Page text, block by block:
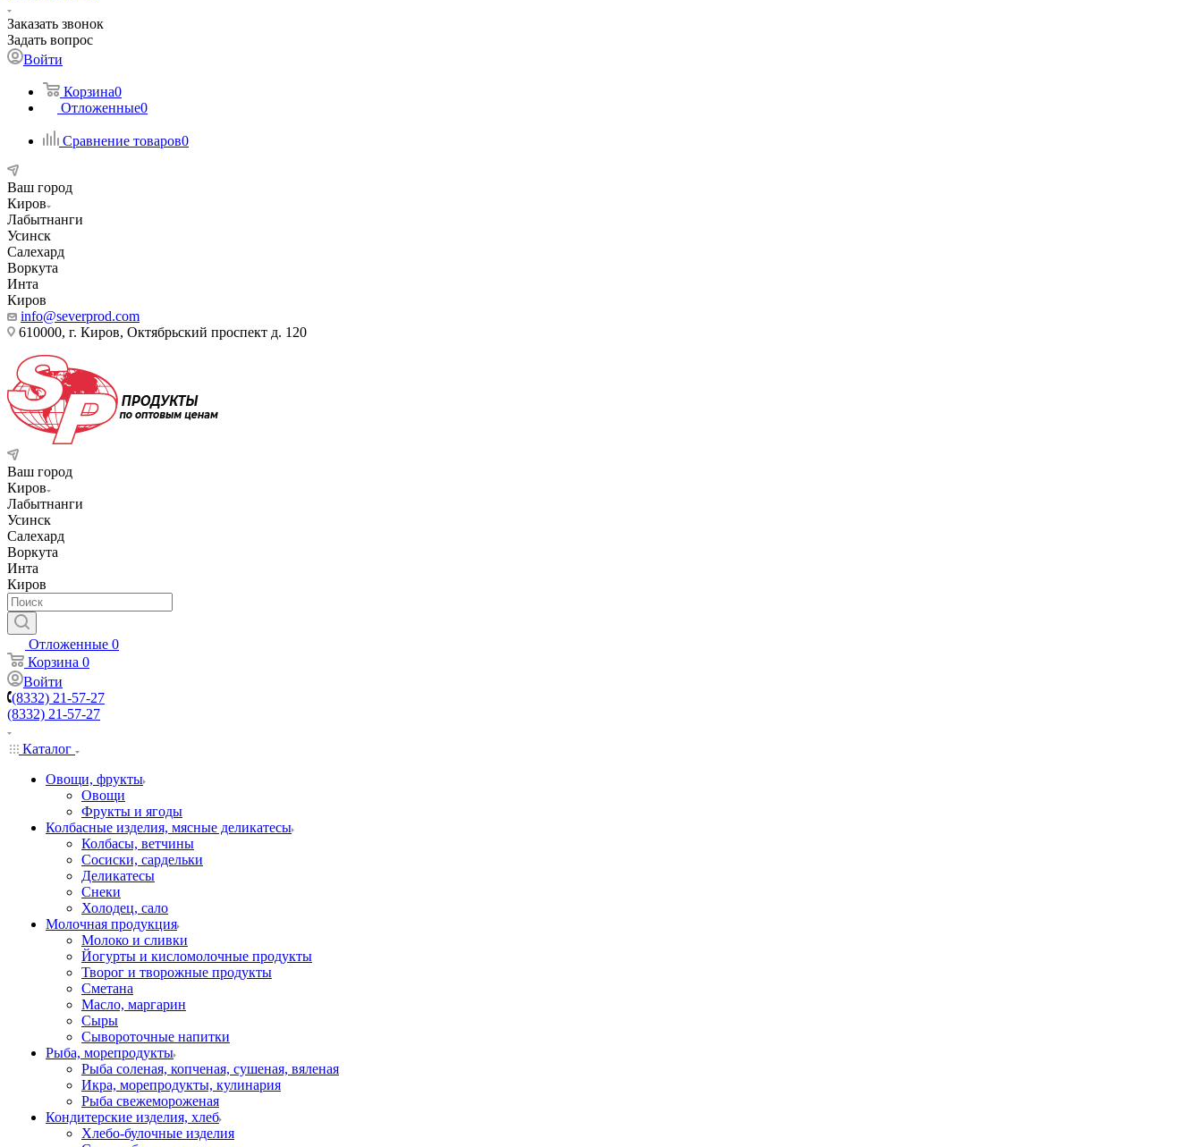
Заказать звонок
Задать вопрос
Войти
Корзина0
Отложенные0
Сравнение товаров0
Ваш город
Киров
Лабытнанги
Усинск
Салехард
Воркута
Инта
Киров
info@severprod.com
610000, г. Киров, Октябрьский проспект д. 120
Ваш город
Киров
Лабытнанги
Усинск
Салехард
Воркута
Инта
Киров
Отложенные 0
Корзина 0
Войти
(8332) 21-57-27
(8332) 21-57-27
Каталог
Овощи, фрукты
Овощи
Фрукты и ягоды
Колбасные изделия, мясные деликатесы
Колбасы, ветчины
Сосиски, сардельки
Деликатесы
Снеки
Холодец, сало
Молочная продукция
Молоко и сливки
Йогурты и кисломолочные продукты
Творог и творожные продукты
Сметана
Масло, маргарин
Сыры
Сывороточные напитки
Рыба, морепродукты
Рыба соленая, копченая, сушеная, вяленая
Икра, морепродукты, кулинария
Рыба свежемороженая
Кондитерские изделия, хлеб
Хлебо-булочные изделия